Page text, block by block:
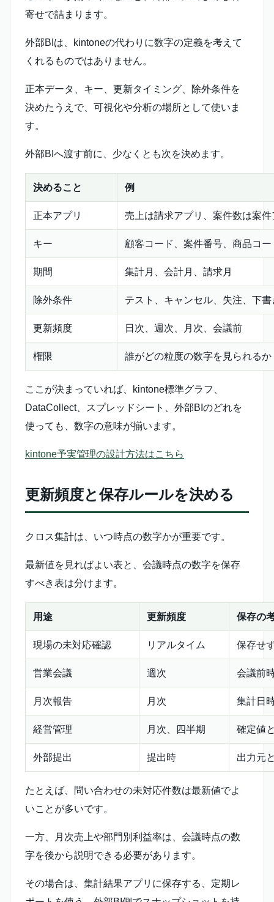
寄せで詰まります。
外部BIは、kintoneの代わりに数字の定義を考えて
くれるものではありません。
正本データ、キー、更新タイミング、除外条件を
決めたうえで、可視化や分析の場所として使いま
す。
外部BIへ渡す前に、少なくとも次を決めます。
決めること 例
正本アプリ 売上は請求アプリ、案件数は案件
キー 顧客コード、案件番号、商品コー
期間 集計月、会計月、請求月
除外条件 テスト、キャンセル、失注、下書
更新頻度 日次、週次、月次、会議前
権限 誰がどの粒度の数字を見られるか
ここが決まっていれば、kintone標準グラフ、
DataCollect、スプレッドシート、外部BIのどれを
使っても、数字の意味が揃います。
kintone予実管理の設計方法はこちら
更新頻度と保存ルールを決める
クロス集計は、いつ時点の数字かが重要です。
最新値を見ればよい表と、会議時点の数字を保存
すべき表は分けます。
用途 更新頻度 保存の
現場の未対応確認 リアルタイム 保存せ
営業会議 週次 会議前
月次報告 月次 集計日
経営管理 月次、四半期 確定値
外部提出 提出時 出力元
たとえば、問い合わせの未対応件数は最新値でよ
いことが多いです。
一方、月次売上や部門別利益率は、会議時点の数
字を後から説明できる必要があります。
その場合は、集計結果アプリに保存する、定期レ